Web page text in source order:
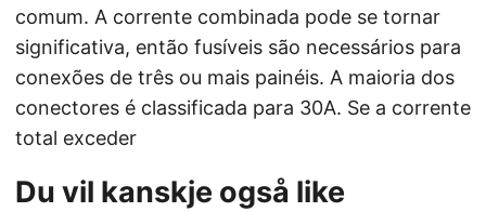
comum. A corrente combinada pode se tornar
significativa, então fusíveis são necessários para
conexões de três ou mais painéis. A maioria dos
conectores é classificada para 30A. Se a corrente
total exceder
Du vil kanskje også like